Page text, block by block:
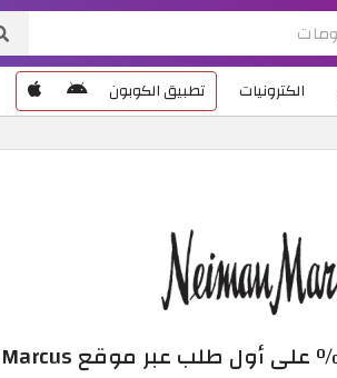
الكترونيات تطبيق الكوبون